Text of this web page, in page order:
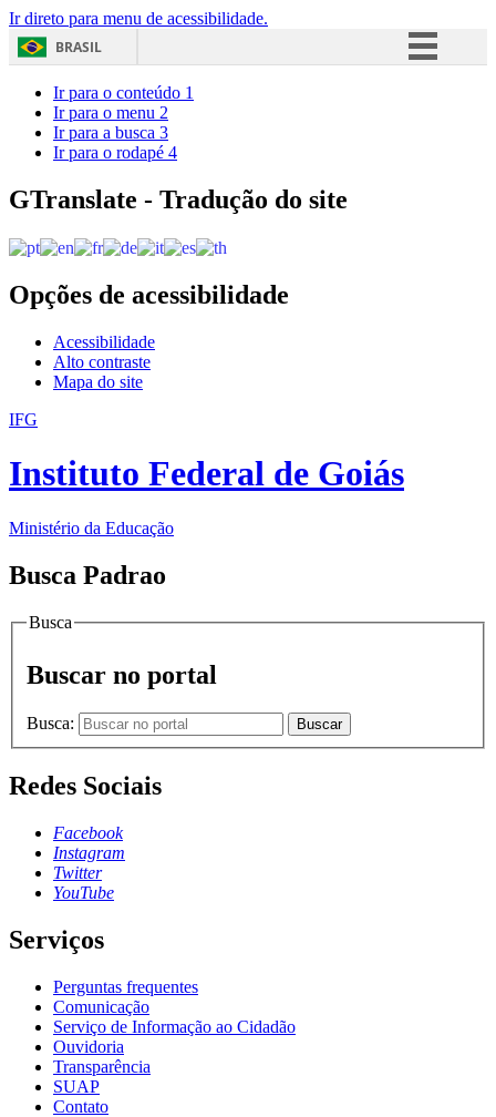
Ir direto para menu de acessibilidade.
BRASIL
Acesso à informação
Ir para o conteúdo 1
Ir para o menu 2
Ir para a busca 3
Ir para o rodapé 4
GTranslate - Tradução do site
Opções de acessibilidade
Acessibilidade
Alto contraste
Mapa do site
IFG
Instituto Federal de Goiás
Ministério da Educação
Busca Padrao
Busca
Buscar no portal
Busca: Buscar
Redes Sociais
Facebook
Instagram
Twitter
YouTube
Serviços
Perguntas frequentes
Comunicação
Serviço de Informação ao Cidadão
Ouvidoria
Transparência
SUAP
Contato